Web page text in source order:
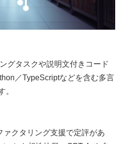
グタスクや説明文付きコード
／TypeScriptなどを含む多言
。
ァクタリング支援で定評があ